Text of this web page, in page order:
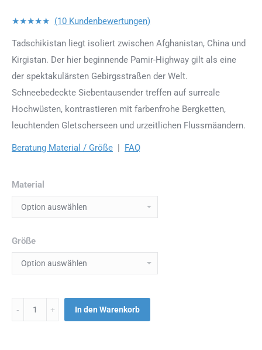
★★★★★ (10 Kundenbewertungen)
Tadschikistan liegt isoliert zwischen Afghanistan, China und
Kirgistan. Der hier beginnende Pamir-Highway gilt als eine
der spektakulärsten Gebirgsstraßen der Welt.
Schneebedeckte Siebentausender treffen auf surreale
Hochwüsten, kontrastieren mit farbenfrohe Bergketten,
leuchtenden Gletscherseen und urzeitlichen Flussmäandern.
Beratung Material / Größe | FAQ
Material
Größe
Menge In den Warenkorb